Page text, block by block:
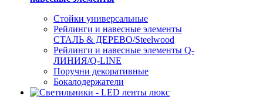
Стойки универсальные
Рейлинги и навесные элементы
СТАЛЬ & ДЕРЕВО/Steelwood
Рейлинги и навесные элементы Q-
ЛИНИЯ/Q-LINE
Поручни декоративные
Бокалодержатели